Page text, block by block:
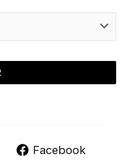
Facebook